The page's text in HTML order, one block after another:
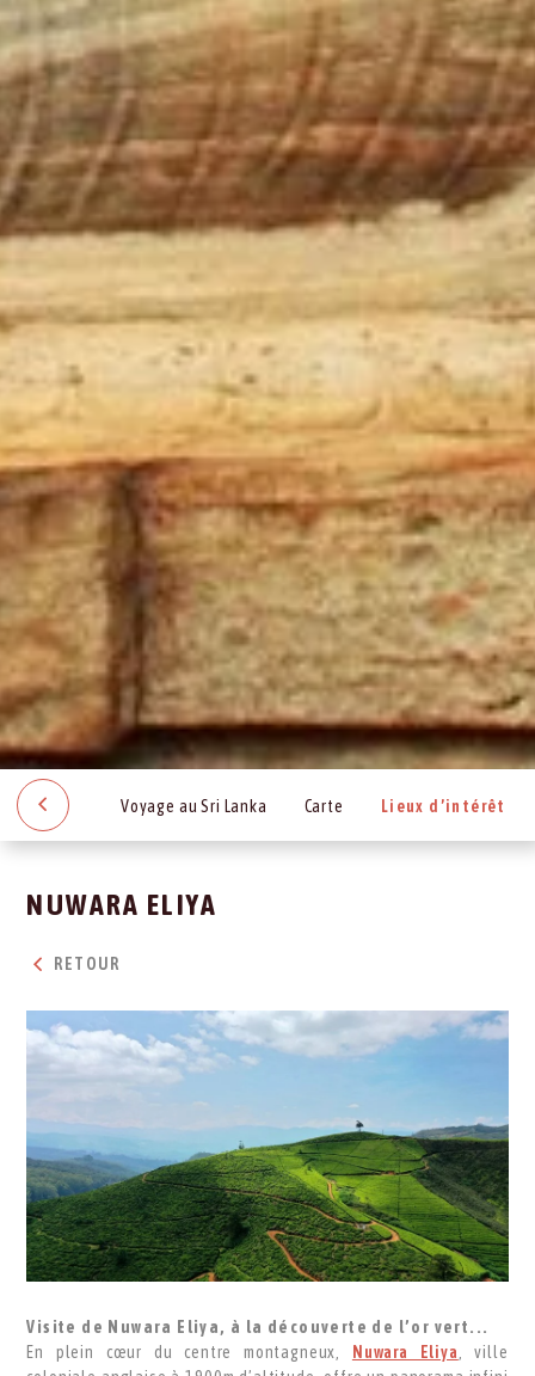
Voyage au Sri Lanka Carte Lieux d’intérêt
NUWARA ELIYA
RETOUR
Visite de Nuwara Eliya, à la découverte de l’or vert...
En plein cœur du centre montagneux,
Nuwara Eliya
, ville